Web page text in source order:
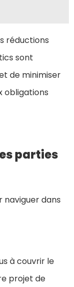
réductions
sont
de minimiser
obligations
parties
naviguer dans
à couvrir le
projet de